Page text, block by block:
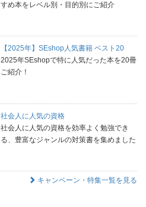
すめ本をレベル別・目的別にご紹介
【2025年】SEshop人気書籍 ベスト20
2025年SEshopで特に人気だった本を20冊
ご紹介！
社会人に人気の資格
社会人に人気の資格を効率よく勉強でき
る、豊富なジャンルの対策書を集めました
キャンペーン・特集一覧を見る